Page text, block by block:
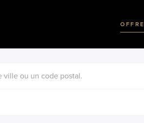
OFFRE